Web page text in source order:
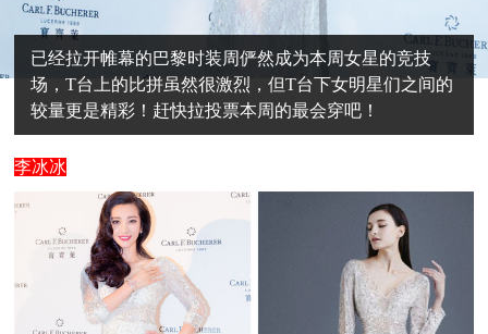
已经拉开帷幕的巴黎时装周俨然成为本周女星的竞技
场，T台上的比拼虽然很激烈，但T台下女明星们之间的
较量更是精彩！赶快拉投票本周的最会穿吧！
李冰冰